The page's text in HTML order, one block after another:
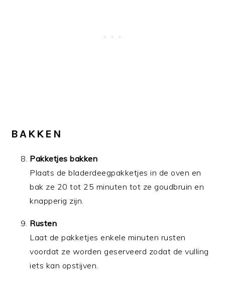
BAKKEN
Pakketjes bakken
Plaats de bladerdeegpakketjes in de oven en
bak ze 20 tot 25 minuten tot ze goudbruin en
knapperig zijn.
Rusten
Laat de pakketjes enkele minuten rusten
voordat ze worden geserveerd zodat de vulling
iets kan opstijven.